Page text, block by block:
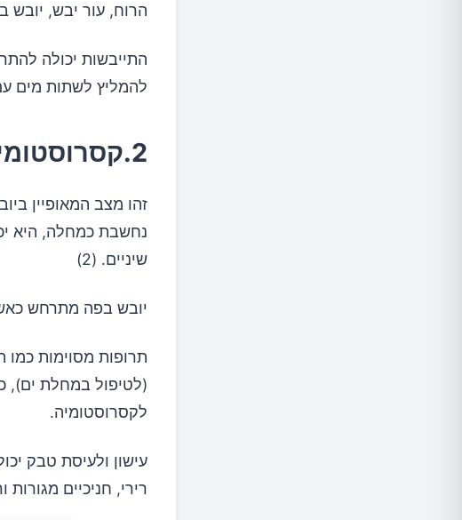
הרוח, עור יבש, יובש
התייבשות יכולה
להמליץ ​​לשתות מים
2.קסרוסטומיה
זהו מצב המאופיין
נחשבת כמחלה, היא
שיניים. (2)
יובש בפה מתרחש
תרופות מסוימות כמו
(לטיפול במחלת ים),
לקסרוסטומיה.
עישון ולעיסת טבק
רירי, חניכיים